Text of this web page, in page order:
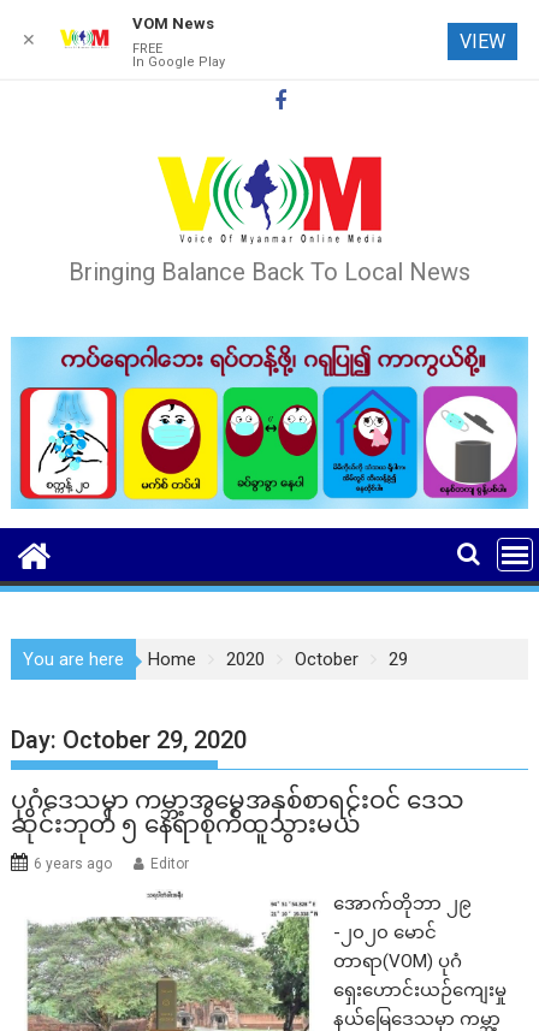
Bringing Balance Back To Local News
You are here Home 2020 October 29
Day: October 29, 2020
ပုဂံဒေသမှာ ကမ္ဘာ့အမွေအနှစ်စာရင်းဝင် ဒေသ
ဆိုင်းဘုတ် ၅ နေရာစိုက်ထူသွားမယ်
6 years ago Editor
အောက်တိုဘာ ၂၉
-၂၀၂၀ မောင်
တာရာ(VOM) ပုဂံ
ရှေးဟောင်းယဉ်ကျေးမှု
နယ်မြေဒေသမှာ ကမ္ဘာ့
✕
VOM News
FREE
In Google Play
VIEW